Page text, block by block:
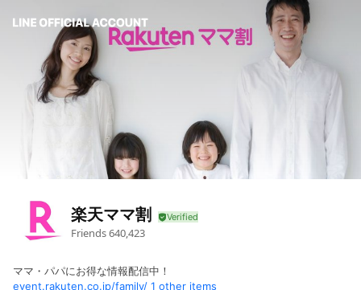
楽天ママ割
Friends640,423
ママ・パパにお得な情報配信中！
event.rakuten.co.jp/family/ 1 other items